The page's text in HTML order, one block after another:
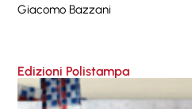
Giacomo Bazzani
Edizioni Polistampa